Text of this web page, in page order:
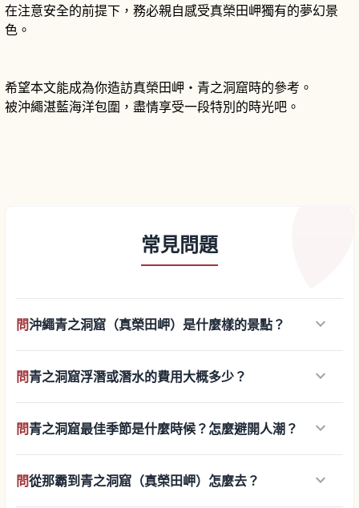
在注意安全的前提下，務必親自感受真榮田岬獨有的夢幻景
色。
希望本文能成為你造訪真榮田岬・青之洞窟時的參考。
被沖繩湛藍海洋包圍，盡情享受一段特別的時光吧。
常見問題
問沖繩青之洞窟（真榮田岬）是什麼樣的景點？ keyboard_arrow_down
問青之洞窟浮潛或潛水的費用大概多少？ keyboard_arrow_down
問青之洞窟最佳季節是什麼時候？怎麼避開人潮？ keyboard_arrow_down
問從那霸到青之洞窟（真榮田岬）怎麼去？ keyboard_arrow_down